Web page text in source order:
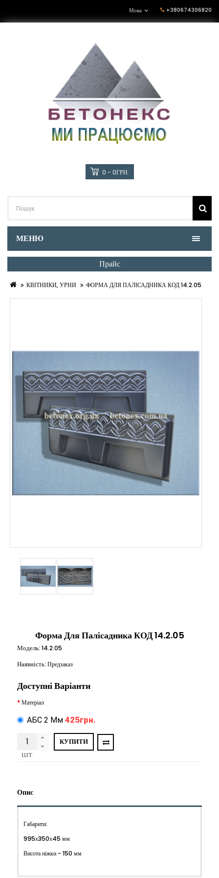
+380674306820
Мова
0 - 0ГРН.
МЕНЮ
Прайс
КВІТНИКИ, УРНИ ФОРМА ДЛЯ ПАЛІСАДНИКА КОД 14.2.05
Форма Для Палісадника КОД 14.2.05
Модель:14.2.05
Наявність:Предзаказ
Доступні Варіанти
Матеріал
АБС 2 Мм 425грн.
шт
КУПИТИ
Опис
Габарити:
995х350х45 мм
Висота ніжки - 150 мм